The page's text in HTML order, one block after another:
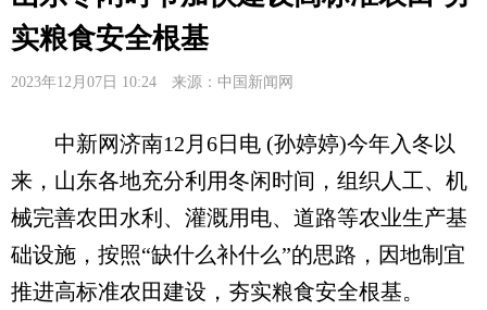
实粮食安全根基
2023年12月07日 10:24 来源：中国新闻网
中新网济南12月6日电 (孙婷婷)今年入冬以
来，山东各地充分利用冬闲时间，组织人工、机
械完善农田水利、灌溉用电、道路等农业生产基
础设施，按照“缺什么补什么”的思路，因地制宜
推进高标准农田建设，夯实粮食安全根基。